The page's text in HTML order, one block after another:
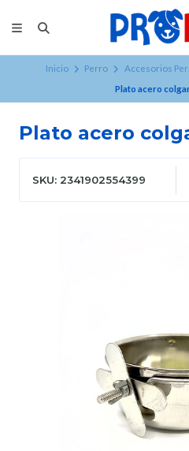
Inicio Perro Accesorios
Plato acero
Plato acero
SKU: 2341902554399